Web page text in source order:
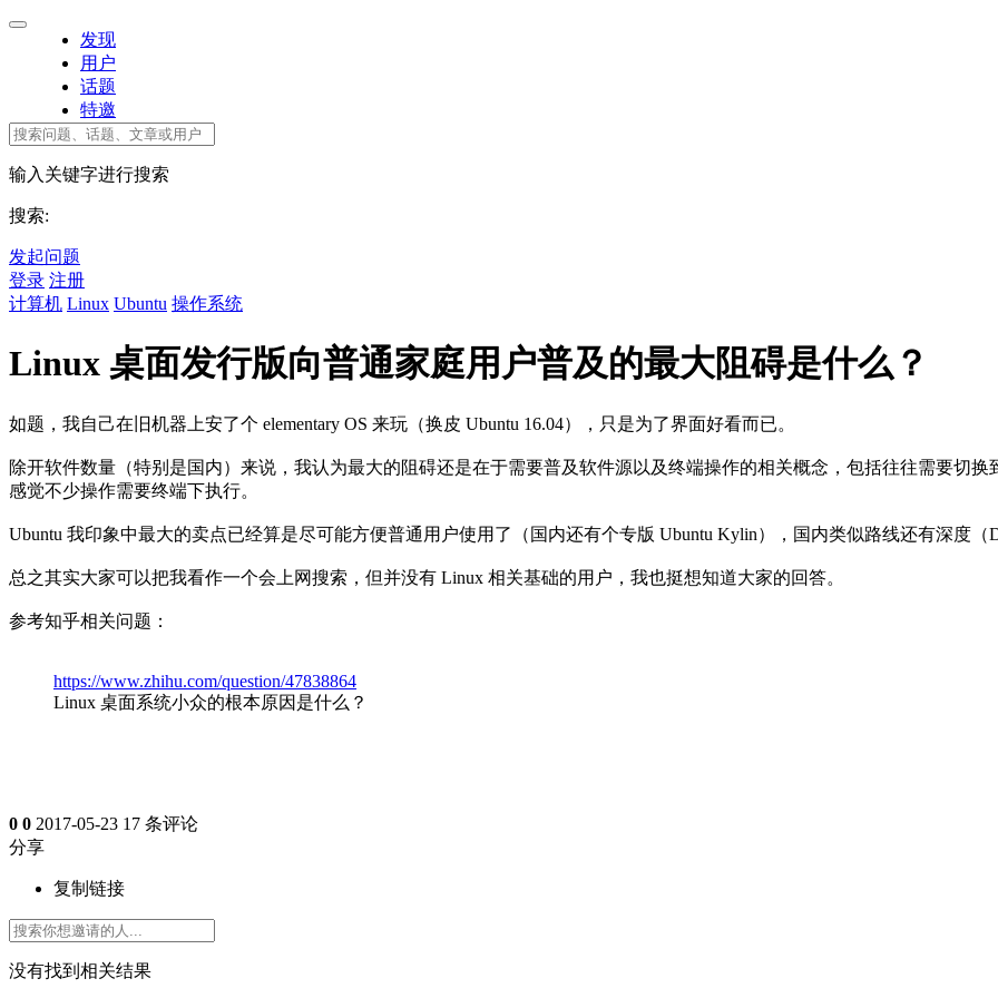
发现
用户
话题
特邀
输入关键字进行搜索
搜索:
发起问题
登录 注册
计算机 Linux Ubuntu 操作系统
Linux 桌面发行版向普通家庭用户普及的最大阻碍是什么？
如题，我自己在旧机器上安了个 elementary OS 来玩（换皮 Ubuntu 16.04），只是为了界面好看而已。
除开软件数量（特别是国内）来说，我认为最大的阻碍还是在于需要普及软件源以及终端操作的相关概念，包括往往需要切
感觉不少操作需要终端下执行。
Ubuntu 我印象中最大的卖点已经算是尽可能方便普通用户使用了（国内还有个专版 Ubuntu Kylin），国内类似路线还有深度（
总之其实大家可以把我看作一个会上网搜索，但并没有 Linux 相关基础的用户，我也挺想知道大家的回答。
参考知乎相关问题：
https://www.zhihu.com/question/47838864
Linux 桌面系统小众的根本原因是什么？
0 0 2017-05-23 17 条评论
分享
复制链接
没有找到相关结果